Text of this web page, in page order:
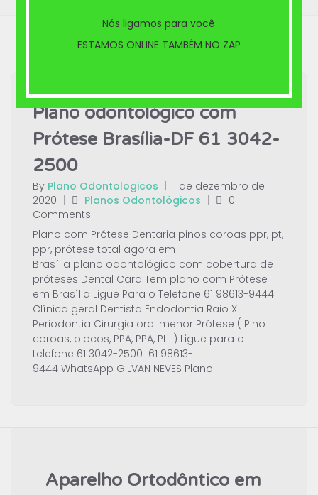
Plano odontológico com
Prótese Brasília-DF 61 3042-
2500
By Plano Odontologicos | 1 de dezembro de
2020 | Planos Odontológicos |
0
Comments
Plano com Prótese Dentaria pinos coroas ppr, pt,
ppr, prótese total agora em
Brasília plano odontológico com cobertura de
próteses Dental Card Tem plano com Prótese
em Brasília Ligue Para o Telefone 61 98613-9444
Clínica geral Dentista Endodontia Raio X
Periodontia Cirurgia oral menor Prótese ( Pino
coroas, blocos, PPA, PPA, Pt…) Ligue para o
telefone 61 3042-2500 61 98613-
9444 WhatsApp GILVAN NEVES Plano
Aparelho Ortodôntico em
Nós ligamos para você
ESTAMOS ONLINE TAMBÉM NO ZAP